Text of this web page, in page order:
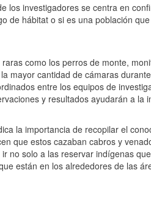
los investigadores se centra en
de hábitat o si es una población
como los perros de monte,
mayor cantidad de cámaras
entre los equipos de
y resultados ayudarán a la
la importancia de recopilar el
que estos cazaban cabros y
no solo a las reservar indígenas
están en los alrededores de las